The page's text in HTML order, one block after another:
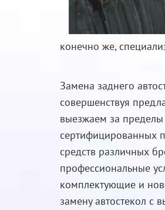
конечно же,
Замена заднего
совершенствуя
выезжаем за пределы
сертифицированных
средств различных
профессиональные
комплектующие и
замену автостекол с